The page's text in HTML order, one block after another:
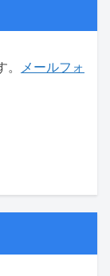
メールフォ